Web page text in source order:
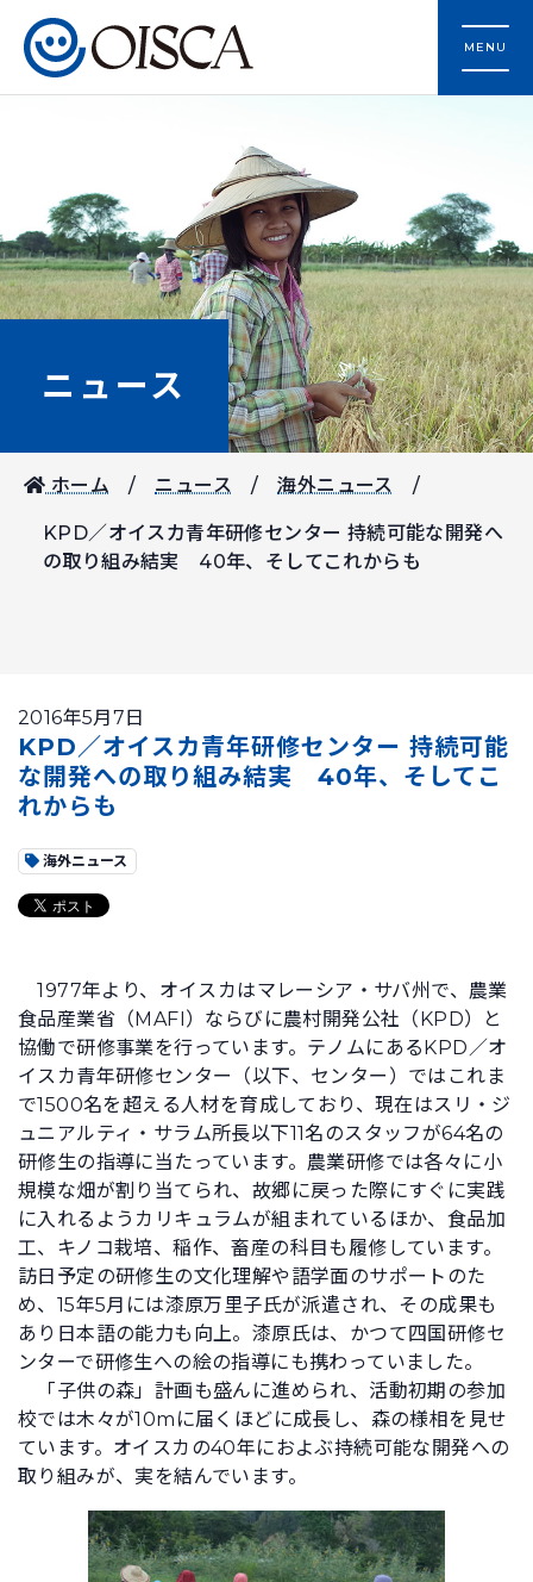
MENU
ニュース
ホーム ニュース 海外ニュース
KPD／オイスカ青年研修センター 持続可能な開発へ
の取り組み結実 40年、そしてこれからも
2016年5月7日
KPD／オイスカ青年研修センター 持続可能
な開発への取り組み結実 40年、そしてこ
れからも
海外ニュース
1977年より、オイスカはマレーシア・サバ州で、農業
食品産業省（MAFI）ならびに農村開発公社（KPD）と
協働で研修事業を行っています。テノムにあるKPD／オ
イスカ青年研修センター（以下、センター）ではこれま
で1500名を超える人材を育成しており、現在はスリ・ジ
ュニアルティ・サラム所長以下11名のスタッフが64名の
研修生の指導に当たっています。農業研修では各々に小
規模な畑が割り当てられ、故郷に戻った際にすぐに実践
に入れるようカリキュラムが組まれているほか、食品加
工、キノコ栽培、稲作、畜産の科目も履修しています。
訪日予定の研修生の文化理解や語学面のサポートのた
め、15年5月には漆原万里子氏が派遣され、その成果も
あり日本語の能力も向上。漆原氏は、かつて四国研修セ
ンターで研修生への絵の指導にも携わっていました。
「子供の森」計画も盛んに進められ、活動初期の参加
校では木々が10mに届くほどに成長し、森の様相を見せ
ています。オイスカの40年におよぶ持続可能な開発への
取り組みが、実を結んでいます。